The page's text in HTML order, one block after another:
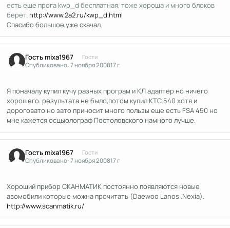
есть еще прога kwp_d бесплатная, тоже хороша и много блоков
берет. http://www.2a2.ru/kwp_d.html
Спасибо большое,уже скачал.
Гость mixa1967 Гости
Опубликовано:7 ноября 200817 г
Я поначалу купил кучу разных програм и КЛ адаптер но ничего
хорошего. результата не было,потом купил KTC 540 хотя и
дороговато но зато приносит много пользы еще есть FSA 450 но
мне кажется осцыолограф Постоловского намного лучше.
Гость mixa1967 Гости
Опубликовано:7 ноября 200817 г
Хороший прибор СКАНМАТИК постоянно появляются новые
авомобили которые можна прочитать (Daewoo Lanos .Nexia).
http://www.scanmatik.ru/